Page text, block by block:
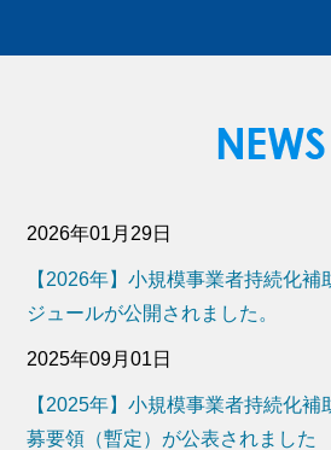
2026年01月29日
【2026年】小規模事業者持続化
ジュールが公開されました。
2025年09月01日
【2025年】小規模事業者持続化
募要領（暫定）が公表されました